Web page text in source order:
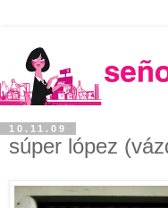
10.11.09
súper lópez